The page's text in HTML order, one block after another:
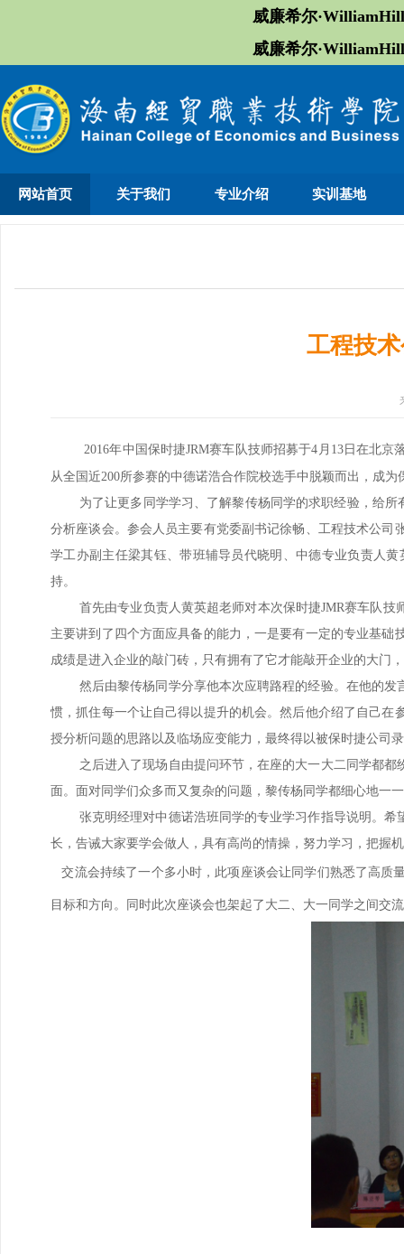
威廉希尔
威廉希尔
网站首页 关于我们 专业介绍 实训基地
工程技
2016年中国保时捷JRM赛车队技师招募于4月13日在北
从全国近200所参赛的中德诺浩合作院校选手中脱颖而出，成为
为了让更多同学学习、了解黎传杨同学的求职经验，给
分析座谈会。参会人员主要有党委副书记徐畅、工程技术公
学工办副主任梁其钰、带班辅导员代晓明、中德专业负责人
持。
首先由专业负责人黄英超老师对本次保时捷JMR赛车队
主要讲到了四个方面应具备的能力，一是要有一定的专业基
成绩是进入企业的敲门砖，只有拥有了它才能敲开企业的大门
然后由黎传杨同学分享他本次应聘路程的经验。在他的
惯，抓住每一个让自己得以提升的机会。然后他介绍了自己
授分析问题的思路以及临场应变能力，最终得以被保时捷公司
之后进入了现场自由提问环节，在座的大一大二同学都
面。面对同学们众多而又复杂的问题，黎传杨同学都细心地一
张克明经理对中德诺浩班同学的专业学习作指导说明。
长，告诫大家要学会做人，具有高尚的情操，努力学习，把握
交流会持续了一个多小时，此项座谈会让同学们熟悉了高质
目标和方向。同时此次座谈会也架起了大二、大一同学之间交